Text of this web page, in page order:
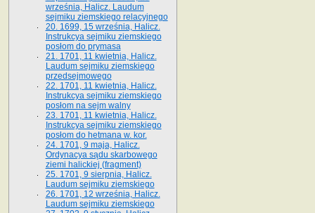
września, Halicz. Laudum
sejmiku ziemskiego relacyjnego
20. 1699, 15 września, Halicz.
Instrukcya sejmiku ziemskiego
posłom do prymasa
21. 1701, 11 kwietnia, Halicz.
Laudum sejmiku ziemskiego
przedsejmowego
22. 1701, 11 kwietnia, Halicz.
Instrukcya sejmiku ziemskiego
posłom na sejm walny
23. 1701, 11 kwietnia, Halicz.
Instrukcya sejmiku ziemskiego
posłom do hetmana w. kor.
24. 1701, 9 maja, Halicz.
Ordynacya sądu skarbowego
ziemi halickiej (fragment)
25. 1701, 9 sierpnia, Halicz.
Laudum sejmiku ziemskiego
26. 1701, 12 września, Halicz.
Laudum sejmiku ziemskiego